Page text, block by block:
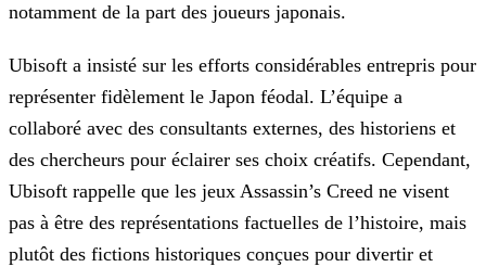
notamment de la part des joueurs japonais.
Ubisoft a insisté sur les efforts considérables entrepris pour
représenter fidèlement le Japon féodal. L’équipe a
collaboré avec des consultants externes, des historiens et
des chercheurs pour éclairer ses choix créatifs. Cependant,
Ubisoft rappelle que les jeux Assassin’s Creed ne visent
pas à être des représentations factuelles de l’histoire, mais
plutôt des fictions historiques conçues pour divertir et